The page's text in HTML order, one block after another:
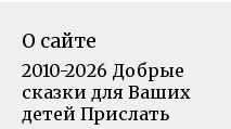
О сайте
2010-2026 Добрые
сказки для Ваших
детей Прислать